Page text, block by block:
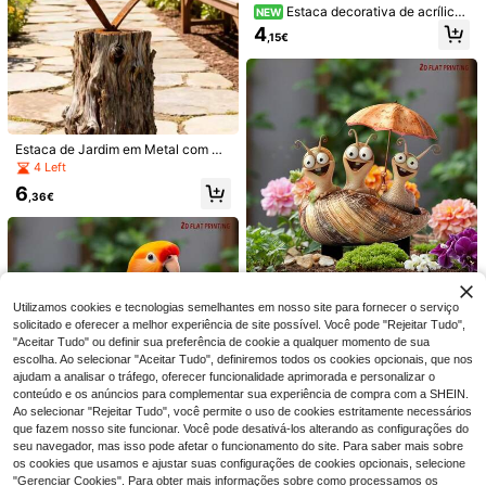
Bebedouro e comedouro para páss
aros 2 em 1 em ferro, vários designs
esculturais disponíveis, com pés an
ti-ferrugem de 5 garras para coloca
ara decoração de jardim e quintal, p
ode ser usado para beber e banhar
pássaros, fácil de limpar
17,97€
Conjunto de 2/3 peças de decoraçã
o de jardim em metal rústico vintag
e com cogumelos, medindo 40,01 c
m e 29,01 cm, ornamentos de cogu
melos na cor ferrugem para uso ext
erno, ideais para decoração de jardi
ns e gramados em estilo campestre
- presente perfeito para família, ami
gos ou colegas.
3 Left
13,14€
Estaca de Jardim em Metal com Co
ração Naturalmente Enferrujado -
Decoração de Arte para Exterior, N
ova Escultura de Coração Enferruja
ecoração de Arte para Exterior, Ade
quado para Decoração de Jardim,
Paisagismo, Sinalética, Etc., Estilo
DIY, Verão, Piscina
4 Left
6 ,36€
[HOT] Estaca de Jardim com Pássa
ro em Acrílico, Efeito Visual 2D, Imp
5 Left
NEW Estaca decorativa de acrílico
2D plana para jardim com arte de q
uinta de galinhas, 1 peça, galinha r
ealista com pintinhos, estaca de sol
o para exterior, aves de capoeira co
loridas, adequada para celeiro, cam
inho, relvado, jardim, vaso de flores
e decoração de quintal, escolha pe
rfeita para épocas festivas
4,15€
Edição limitada do solstício de verã
o - [Apanhador de luz de caracol m
oderno] Decoração de estaca de a
crílico para chão | Arte para bonsai/
gramado resistente às intempéries |
Instalação de arte "Igual à Chelsea
Flower Show" | Presente de casam
ento com inspiração natural
3,53€
Utilizamos cookies e tecnologias semelhantes em nosso site para fornecer o serviço
solicitado e oferecer a melhor experiência de site possível. Você pode "Rejeitar Tudo",
"Aceitar Tudo" ou definir sua preferência de cookie a qualquer momento de sua
escolha. Ao selecionar "Aceitar Tudo", definiremos todos os cookies opcionais, que nos
ajudam a analisar o tráfego, oferecer funcionalidade aprimorada e personalizar o
conteúdo e os anúncios para complementar sua experiência de compra com a SHEIN.
Ao selecionar "Rejeitar Tudo", você permite o uso de cookies estritamente necessários
que fazem nosso site funcionar. Você pode desativá-los alterando as configurações do
seu navegador, mas isso pode afetar o funcionamento do site. Para saber mais sobre
os cookies que usamos e ajustar suas configurações de cookies opcionais, selecione
"Gerenciar Cookies". Para obter mais informações sobre como processamos os